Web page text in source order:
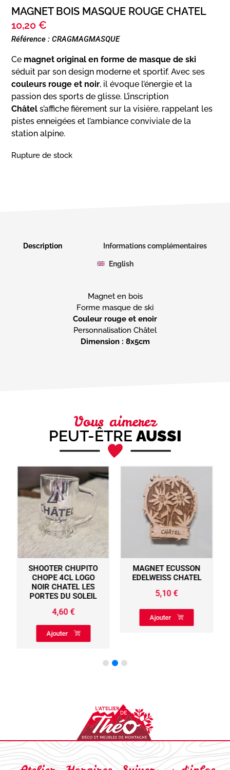
MAGNET BOIS MASQUE ROUGE CHATEL
10,20 €
Référence : CRAGMAGMASQUE
Ce magnet original en forme de masque de ski
séduit par son design moderne et sportif. Avec ses
couleurs rouge et noir, il évoque l’énergie et la
passion des sports de glisse. L’inscription
Châtel s’affiche fièrement sur la visière, rappelant les
pistes enneigées et l’ambiance conviviale de la
station alpine.
Rupture de stock
Description Informations complémentaires
English
Magnet en bois
Couleur rouge et enoir
Dimension : 8x5cm
Vous aimerez
PEUT-ÊTRE AUSSI
SHOOTER CHUPITO
CHOPE 4CL LOGO
NOIR CHATEL LES
PORTES DU SOLEIL
4,60€
Ajouter
MAGNET ECUSSON
EDELWEISS CHATEL
5,10€
Ajouter